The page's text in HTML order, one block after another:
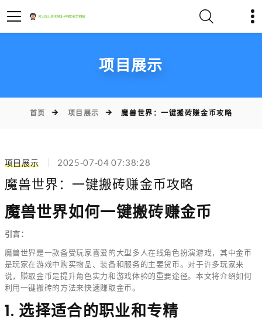
项目展示
首页 项目展示 魔兽世界：一键搬砖赚金币攻略
项目展示 2025-07-04 07:38:28
魔兽世界：一键搬砖赚金币攻略
魔兽世界如何一键搬砖赚金币
引言：
魔兽世界是一款备受玩家喜爱的大型多人在线角色扮演游戏，其中金币
是玩家在游戏中购买物品、装备和服务的主要货币。对于许多玩家来
说，赚取金币是提升角色实力和游戏体验的重要途径。本文将介绍如何
利用一键搬砖的方法来快速赚取金币。
1. 选择适合的职业和专精